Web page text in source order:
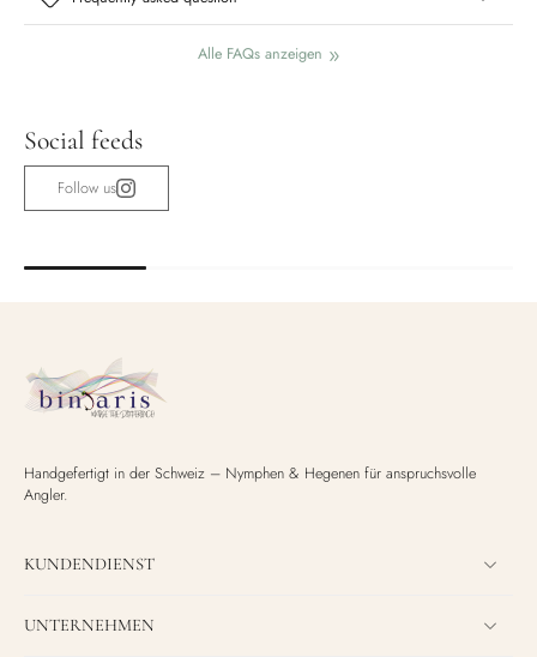
Alle FAQs anzeigen
Social feeds
Follow us
Handgefertigt in der Schweiz – Nymphen & Hegenen für anspruchsvolle
Angler.
KUNDENDIENST
UNTERNEHMEN